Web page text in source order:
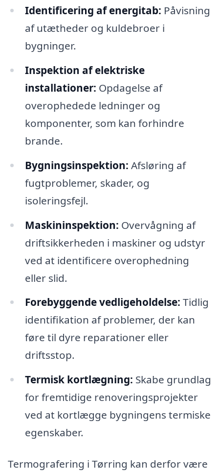
Identificering af energitab: Påvisning
af utætheder og kuldebroer i
bygninger.
Inspektion af elektriske
installationer: Opdagelse af
overophedede ledninger og
komponenter, som kan forhindre
brande.
Bygningsinspektion: Afsløring af
fugtproblemer, skader, og
isoleringsfejl.
Maskininspektion: Overvågning af
driftsikkerheden i maskiner og udstyr
ved at identificere overophedning
eller slid.
Forebyggende vedligeholdelse: Tidlig
identifikation af problemer, der kan
føre til dyre reparationer eller
driftsstop.
Termisk kortlægning: Skabe grundlag
for fremtidige renoveringsprojekter
ved at kortlægge bygningens termiske
egenskaber.
Termografering i Tørring kan derfor være